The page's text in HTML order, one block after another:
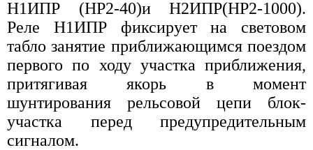
Н1ИПР (НР2-40)и Н2ИПР(НР2-1000).
Реле Н1ИПР фиксирует на световом
табло занятие приближающимся поездом
первого по ходу участка приближения,
притягивая якорь в момент
шунтирования рельсовой цепи блок-
участка перед предупредительным
сигналом.